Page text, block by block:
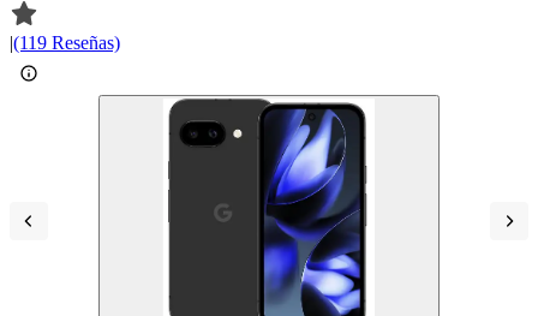
|(119 Reseñas)